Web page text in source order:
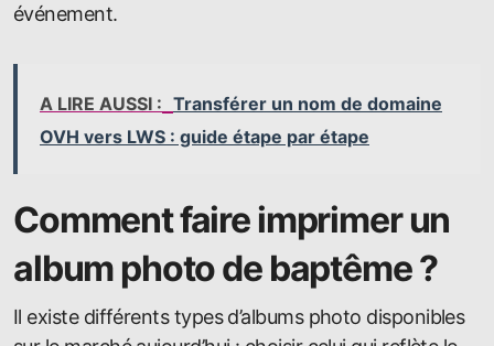
événement.
A LIRE AUSSI : Transférer un nom de domaine
OVH vers LWS : guide étape par étape
Comment faire imprimer un
album photo de baptême ?
Il existe différents types d’albums photo disponibles